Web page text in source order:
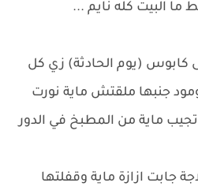
كابوس (يوم الحادثة) زي كل
جنبها ملقتش ماية نورت
ماية من المطبخ في الدور
جابت ازازة ماية وقفلتها